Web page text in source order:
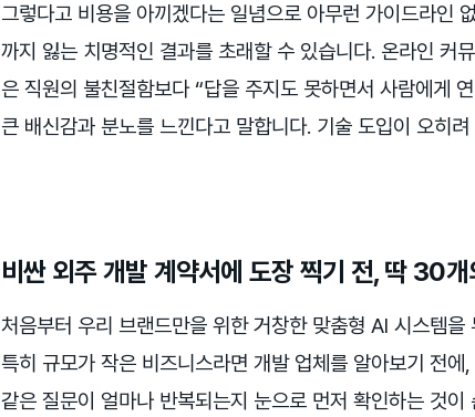
그렇다고 비용을 아끼겠다는 일념으로 아무런 가이드라인
까지 잃는 치명적인 결과를 초래할 수 있습니다. 온라인 커
은 직원의 불친절함보다 “답을 주지도 못하면서 사람에게
큰 배신감과 분노를 느낀다고 말합니다. 기술 도입이 오히
비싼 외주 개발 계약서에 도장 찍기 전, 딱 30
처음부터 우리 브랜드만을 위한 거창한 맞춤형 AI 시스템
특히 규모가 작은 비즈니스라면 개발 업체를 알아보기 전
같은 질문이 얼마나 반복되는지 눈으로 먼저 확인하는 것이